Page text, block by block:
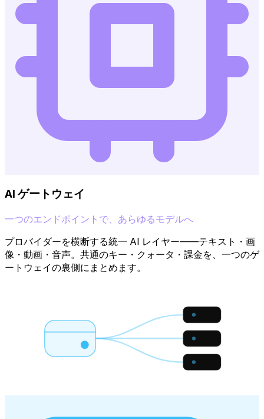
AI ゲートウェイ
一つのエンドポイントで、あらゆるモデルへ
プロバイダーを横断する統一 AI レイヤー——テキスト・画
像・動画・音声。共通のキー・クォータ・課金を、一つのゲ
ートウェイの裏側にまとめます。